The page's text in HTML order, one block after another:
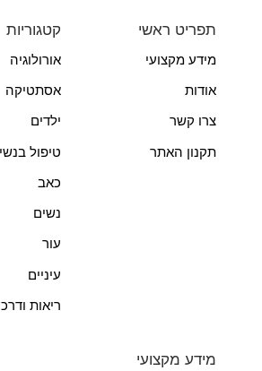
תפריט ראשי
מידע מקצועי
אודות
צרו קשר
תקנון האתר
קטגוריות
אורולוגיה
אסתטיקה
ילדים
טיפול
כאב
נשים
עור
עיניים
ריאות
מידע מקצועי